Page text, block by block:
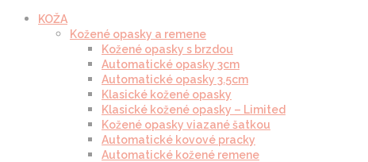
KOŽA
Kožené opasky a remene
Kožené opasky s brzdou
Automatické opasky 3cm
Automatické opasky 3.5cm
Klasické kožené opasky
Klasické kožené opasky – Limited
Kožené opasky viazané šatkou
Automatické kovové pracky
Automatické kožené remene